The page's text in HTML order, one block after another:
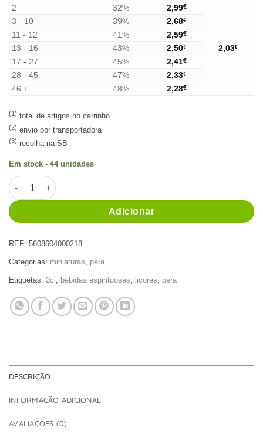
2 32% 2,99€
2,03€
3 - 10 39% 2,68€
11 - 12 41% 2,59€
13 - 16 43% 2,50€
17 - 27 45% 2,41€
28 - 45 47% 2,33€
46 + 48% 2,28€
(1) total de artigos no carrinho
(2) envio por transportadora
(3) recolha na SB
Em stock - 44 unidades
Quantidade de Licor de Pera Rocha 2cl
Adicionar
Alternative:
REF: 5608604000218
Categorias: miniaturas, pera
Etiquetas: 2cl , bebidas espirituosas, licores, pera
DESCRIÇÃO
INFORMAÇÃO ADICIONAL
AVALIAÇÕES (0)